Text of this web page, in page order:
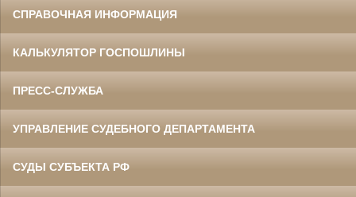
СПРАВОЧНАЯ ИНФОРМАЦИЯ
КАЛЬКУЛЯТОР ГОСПОШЛИНЫ
ПРЕСС-СЛУЖБА
УПРАВЛЕНИЕ СУДЕБНОГО ДЕПАРТАМЕНТА
СУДЫ СУБЪЕКТА РФ